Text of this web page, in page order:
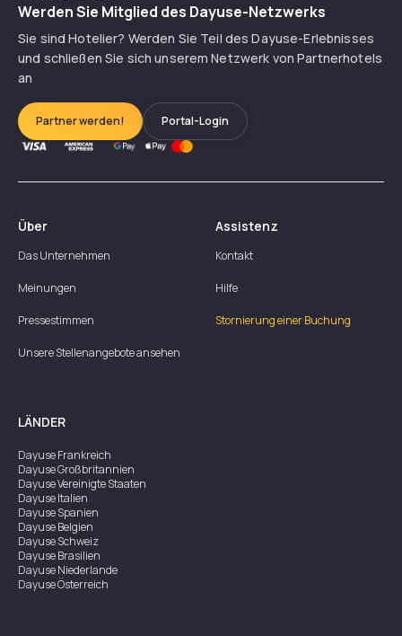
Werden Sie Mitglied des Dayuse-Netzwerks
Sie sind Hotelier? Werden Sie Teil des Dayuse-Erlebnisses
und schließen Sie sich unserem Netzwerk von Partnerhotels
an
Partner werden! Portal-Login
Über
Das Unternehmen
Meinungen
Pressestimmen
Unsere Stellenangebote ansehen
Assistenz
Kontakt
Hilfe
Stornierung einer Buchung
LÄNDER
DayuseFrankreich
DayuseGroßbritannien
DayuseVereinigte Staaten
DayuseItalien
DayuseSpanien
DayuseBelgien
DayuseSchweiz
DayuseBrasilien
DayuseNiederlande
DayuseÖsterreich